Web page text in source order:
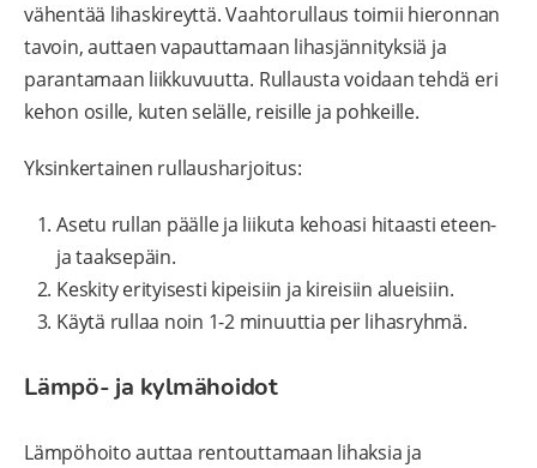
vähentää lihaskireyttä. Vaahtorullaus toimii hieronnan
tavoin, auttaen vapauttamaan lihasjännityksiä ja
parantamaan liikkuvuutta. Rullausta voidaan tehdä eri
kehon osille, kuten selälle, reisille ja pohkeille.
Yksinkertainen rullausharjoitus:
Asetu rullan päälle ja liikuta kehoasi hitaasti eteen-
ja taaksepäin.
Keskity erityisesti kipeisiin ja kireisiin alueisiin.
Käytä rullaa noin 1-2 minuuttia per lihasryhmä.
Lämpö- ja kylmähoidot
Lämpöhoito auttaa rentouttamaan lihaksia ja